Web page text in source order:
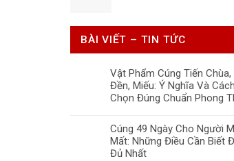
BÀI VIẾT – TIN TỨC
Vật Phẩm Cúng Tiến Chùa,
Đền, Miếu: Ý Nghĩa Và Cách
Chọn Đúng Chuẩn Phong
Cúng 49 Ngày Cho Người
Mất: Những Điều Cần Biết
Đủ Nhất